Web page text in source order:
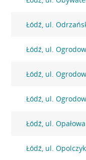
Łódź, ul.
Łódź, ul.
Łódź, ul.
Łódź, ul.
Łódź, ul.
Łódź, ul.